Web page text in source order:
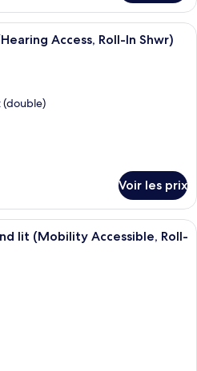
Une chambre d’hôtel avec un
Access, Roll-In Shwr)
(double)
Voir les prix
Une chambre d’hôtel avec un lit, un
lit (Mobility Accessible, Roll-